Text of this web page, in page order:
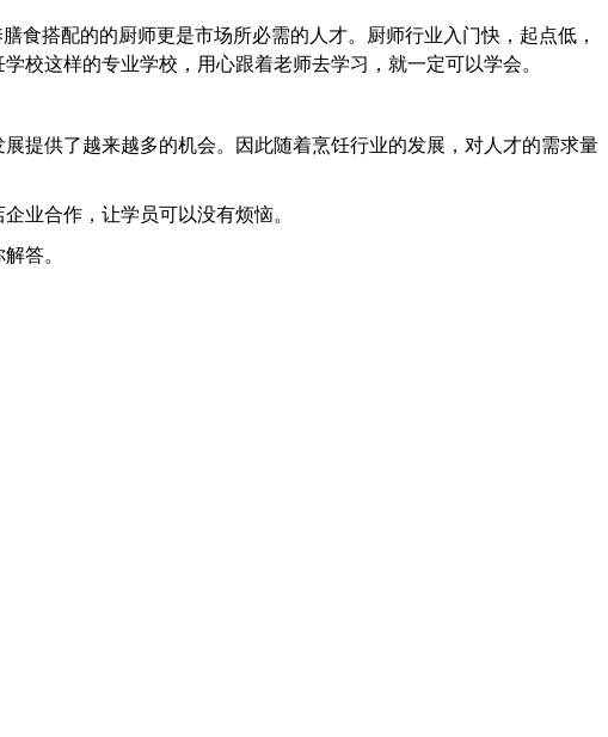
食搭配的的厨师更是市场所必需的人才。厨师行业入门快，起点低，
校这样的专业学校，用心跟着老师去学习，就一定可以学会。
提供了越来越多的机会。因此随着烹饪行业的发展，对人才的需求量
业合作，让学员可以没有烦恼。
答。